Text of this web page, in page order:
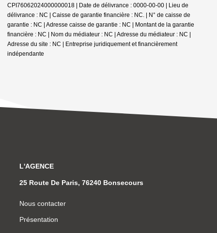
CPI76062024000000018 | Date de délivrance : 0000-00-00 | Lieu de
délivrance : NC | Caisse de garantie financière : NC. | N° de caisse de
garantie : NC | Adresse caisse de garantie : NC | Montant de la garantie
financière : NC | Nom du médiateur : NC | Adresse du médiateur : NC |
Adresse du site : NC | Entreprise juridiquement et financièrement
indépendante
L'AGENCE
25 Route De Paris, 76240 Bonsecours
Nous contacter
Présentation